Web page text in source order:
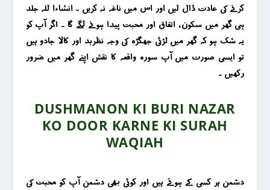
کرنے کی عادت ڈال لیں اور اس میں ناغہ نہ کریں ۔ انشاءا للہ جلد
ہی گھر میں سکون ، اتفاق اور محبت پیدا ہونے لگے گا ۔ اگر آپ کو
یہ شک ہو کہ گھر میں لڑئی جھگڑہ کی وجہ نظربد اور کالا جادو ہیں
تو ایسی صورت میں آپ سورہ واقعہ کا نقش اپنے گھر میں ضرور
رکھیں ۔
DUSHMANON KI BURI NAZAR
KO DOOR KARNE KI SURAH
WAQIAH
دشمن ہر کسی کے ہوتے ہیں اور کوئی بھی دشمن آپ کو محبت کی